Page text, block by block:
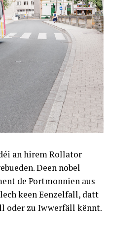
an hirem Rollator
Deen nobel
de Portmonnien aus
keen Eenzelfall, datt
oder zu Iwwerfäll kënnt.